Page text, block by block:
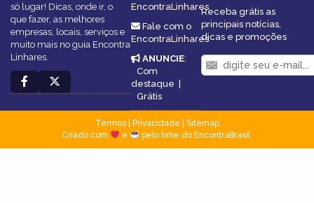
só lugar! Dicas, onde ir, o
que fazer, as melhores
empresas, locais, serviços e
muito mais no guia Encontra
Linhares.
EncontraLinhares
Fale com o
EncontraLinhares
ANUNCIE:
Com
destaque |
Grátis
Receba grátis as
principais notícias,
dicas e promoções
Termos| Privacidade
Sitemap
Criado com
e pelo time do EncontraBrasil